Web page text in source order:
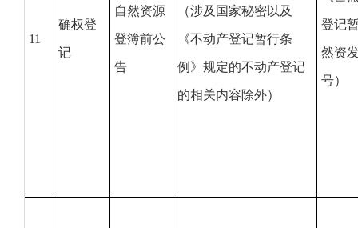
11
确权登
记
自然资源
登簿前公
告
（涉及国家秘密以及
《不动产登记暂行条
例》规定的不动产登记
的相关内容除外）
登记
然资
号）